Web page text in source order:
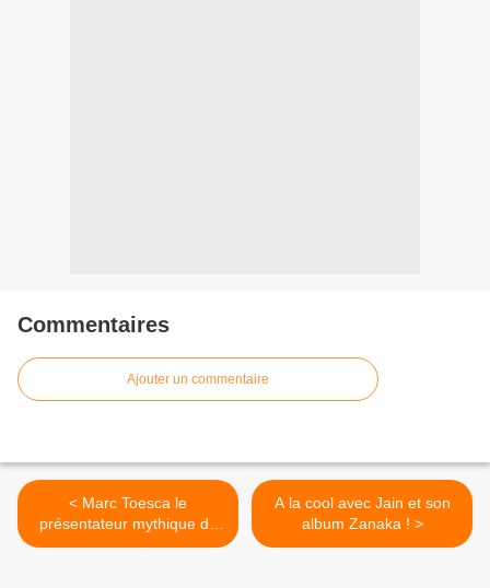
Commentaires
Ajouter un commentaire
< Marc Toesca le
présentateur mythique de
nos années 80 évoque pour
A la cool avec Jain et son
album Zanaka ! >